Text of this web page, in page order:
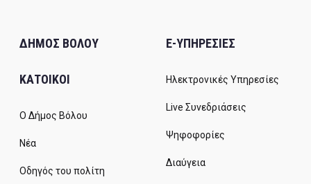
ΔΗΜΟΣ ΒΟΛΟΥ
ΚΑΤΟΙΚΟΙ
Ο Δήμος Βόλου
Νέα
Οδηγός του πολίτη
E-ΥΠΗΡΕΣΙΕΣ
Ηλεκτρονικές Υπηρεσίες
Live Συνεδριάσεις
Ψηφοφορίες
Διαύγεια